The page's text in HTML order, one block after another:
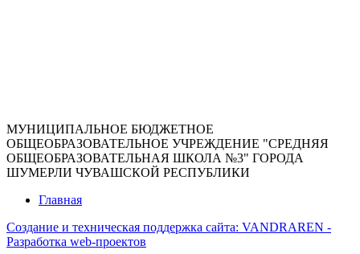
МУНИЦИПАЛЬНОЕ БЮДЖЕТНОЕ
ОБЩЕОБРАЗОВАТЕЛЬНОЕ УЧРЕЖДЕНИЕ "СРЕДНЯЯ
ОБЩЕОБРАЗОВАТЕЛЬНАЯ ШКОЛА №3" ГОРОДА
ШУМЕРЛИ ЧУВАШСКОЙ РЕСПУБЛИКИ
Главная
Создание и техническая поддержка сайта: VANDRAREN -
Разработка web-проектов